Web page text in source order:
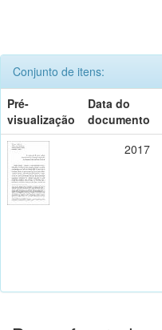
Conjunto de itens:
Pré-
visualização
Data do
documento
2017